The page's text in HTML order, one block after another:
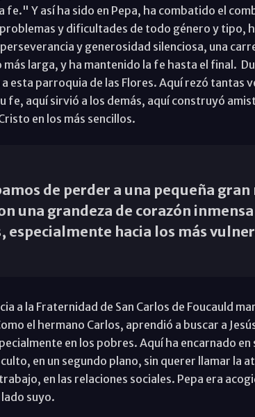
fe." Y así ha sido en Pepa, ha combatido el
y dificultades de todo género y tipo,
y generosidad silenciosa, una
más larga, y ha mantenido la fe hasta el final.
esta parroquia de las Flores. Aquí rezó tantas
fe, aquí sirvió a los demás, aquí construyó
en los más sencillos.
una grandeza de corazón
especialmente hacia los más
a la Fraternidad de San Carlos de Foucauld
el hermano Carlos, aprendió a buscar a
en los pobres. Aquí ha encarnado
en un segundo plano, sin querer llamar la
en las relaciones sociales. Pepa era
suyo.